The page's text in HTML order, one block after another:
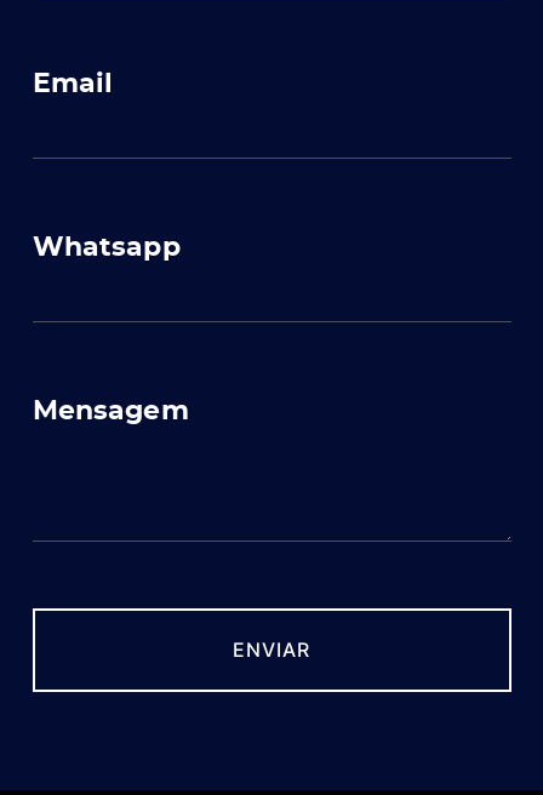
Email
Whatsapp
Mensagem